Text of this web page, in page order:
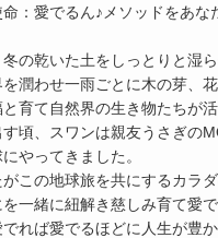
：愛でるん♪メソッドをあな
の乾いた土をしっとりと湿ら
を潤わせ一雨ごとに木の芽、
と育て自然界の生き物たちが
頃、スワンは親友うさぎの
やってきました。
がこの地球旅を共にするカラ
一緒に紐解き慈しみ育て愛
でれば愛でるほどに人生が豊